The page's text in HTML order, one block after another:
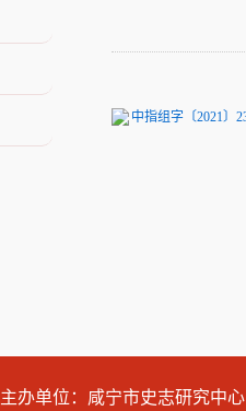
中指组字〔2021〕
主办单位：咸宁市史志研究中